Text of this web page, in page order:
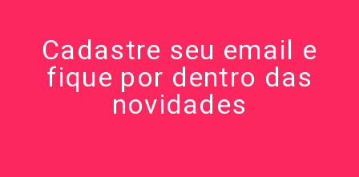
Cadastre seu email e
fique por dentro das
novidades